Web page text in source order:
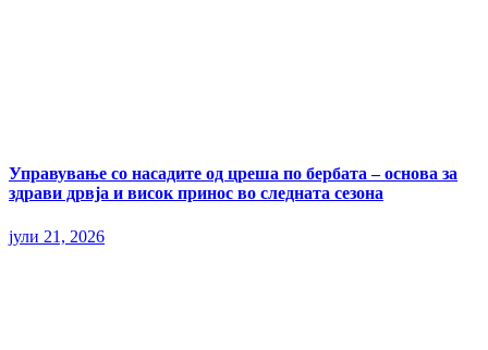
Управување со насадите од цреша по бербата – основа за
здрави дрвја и висок принос во следната сезона
јули 21, 2026